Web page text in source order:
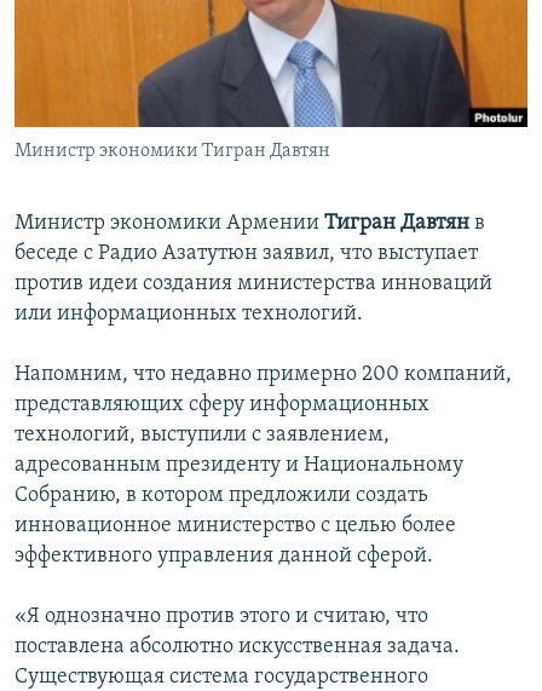
Русский
Министр экономики Тигран Давтян
Министр экономики Армении Тигран Давтян в
беседе с Радио Азатутюн заявил, что выступает
против идеи создания министерства инноваций
или информационных технологий.
Напомним, что недавно примерно 200 компаний,
представляющих сферу информационных
технологий, выступили с заявлением,
адресованным президенту и Национальному
Собранию, в котором предложили создать
инновационное министерство с целью более
эффективного управления данной сферой.
«Я однозначно против этого и считаю, что
поставлена абсолютно искусственная задача.
Существующая система государственного